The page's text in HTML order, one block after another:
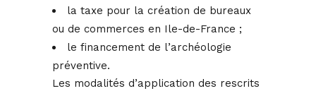
la taxe pour la création de bureaux
ou de commerces en Ile-de-France ;
le financement de l’archéologie
préventive.
Les modalités d’application des rescrits